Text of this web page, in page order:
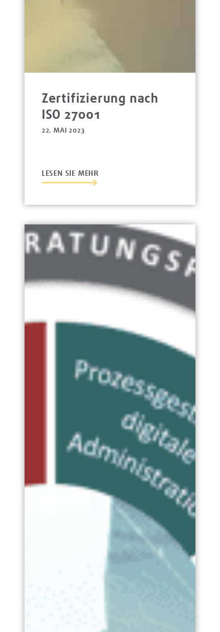
Zertifizierung nach
ISO 27001
22. MAI 2023
LESEN SIE MEHR